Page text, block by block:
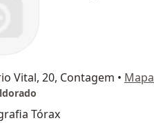
Vital, 20, Contagem • Mapa
Tórax